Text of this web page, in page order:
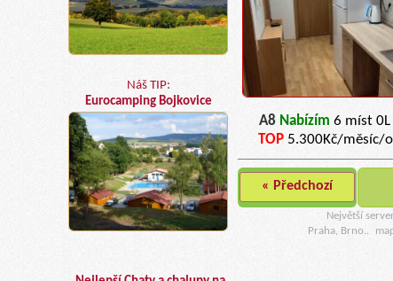
Náš TIP:
Eurocamping Bojkovice
A8 Nabízím 6 míst 0L
TOP 5.300Kč/měsíc/
« Předchozí
Největší
Praha, Brno..